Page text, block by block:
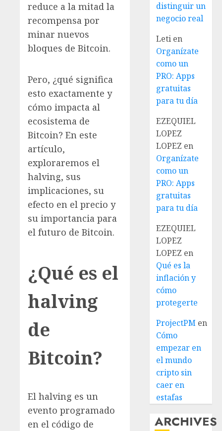
reduce a la mitad la
recompensa por
minar nuevos
bloques de Bitcoin.
Pero, ¿qué significa
esto exactamente y
cómo impacta al
ecosistema de
Bitcoin? En este
artículo,
exploraremos el
halving, sus
implicaciones, su
efecto en el precio y
su importancia para
el futuro de Bitcoin.
¿Qué es el
halving
de
Bitcoin?
El halving es un
evento programado
en el código de
distinguir un
negocio real
Letien
Organízate
como un
PRO: Apps
gratuitas
para tu día
EZEQUIEL
LOPEZ
LOPEZ en
Organízate
como un
PRO: Apps
gratuitas
para tu día
EZEQUIEL
LOPEZ
LOPEZ en
Qué es la
inflación y
cómo
protegerte
ProjectPM en
Cómo
empezar en
el mundo
cripto sin
caer en
estafas
ARCHIVES